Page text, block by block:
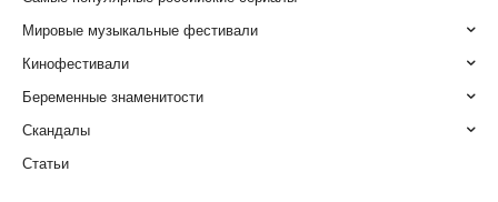
Мировые музыкальные фестивали
Кинофестивали
Беременные знаменитости
Скандалы
Статьи